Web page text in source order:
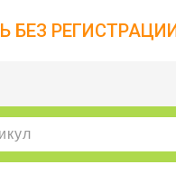
БЕЗ